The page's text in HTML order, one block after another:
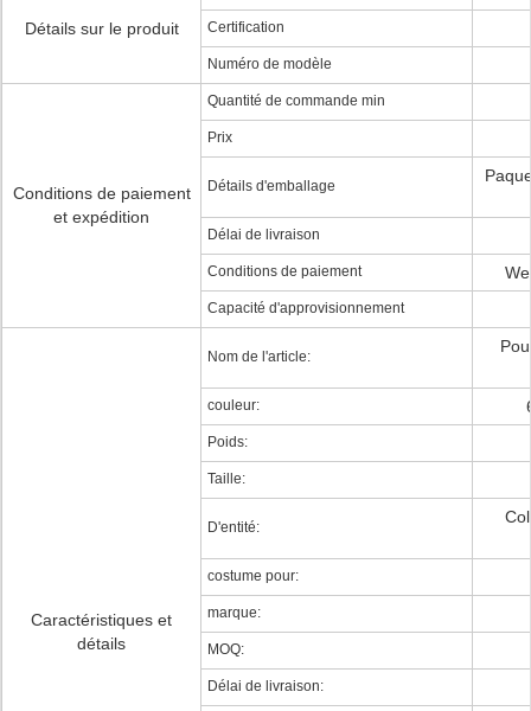
Détails sur le produit Certification
Numéro de modèle
Conditions de paiement
et expédition
Quantité de commande min
Prix
Détails d'emballage
Délai de livraison
Conditions de paiement
Capacité d'approvisionnement
Caractéristiques et
détails
Nom de l'article:
couleur:
Poids:
Taille:
D'entité:
costume pour:
marque:
MOQ:
Délai de livraison: